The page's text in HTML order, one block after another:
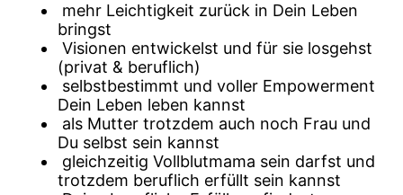
mehr Leichtigkeit zurück in Dein Leben
bringst
Visionen entwickelst und für sie losgehst
(privat & beruflich)
selbstbestimmt und voller Empowerment
Dein Leben leben kannst
als Mutter trotzdem auch noch Frau und
Du selbst sein kannst
gleichzeitig Vollblutmama sein darfst und
trotzdem beruflich erfüllt sein kannst